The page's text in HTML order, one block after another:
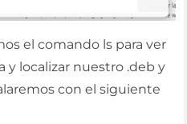
el comando ls para ver
y localizar nuestro .deb y
con el siguiente